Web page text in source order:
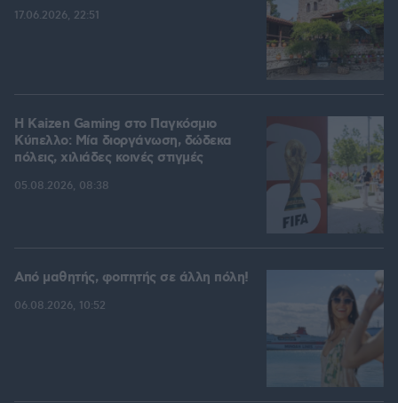
17.06.2026, 22:51
H Kaizen Gaming στο Παγκόσμιο
Kύπελλο: Μία διοργάνωση, δώδεκα
πόλεις, χιλιάδες κοινές στιγμές
05.08.2026, 08:38
Από μαθητής, φοιτητής σε άλλη πόλη!
06.08.2026, 10:52